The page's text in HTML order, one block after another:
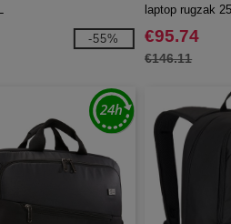
-55%
laptop rugzak
€95.74
€146.11